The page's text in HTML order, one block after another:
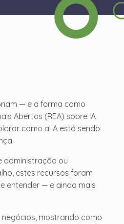
— e a forma como
Abertos (REA) sobre IA
como a IA está sendo
administração ou
estes recursos foram
entender — e ainda mais
mostrando como